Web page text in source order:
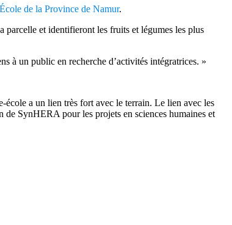
de la Province de Namur.
parcelle et identifieront les fruits et légumes les plus
à un public en recherche d’activités intégratrices. »
école a un lien très fort avec le terrain. Le lien avec les
SynHERA pour les projets en sciences humaines et